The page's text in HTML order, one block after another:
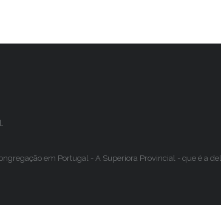
em Portugal - A Superiora Provincial - que é a